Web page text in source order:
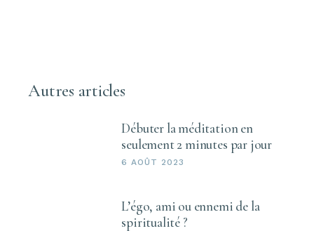
Autres articles
Débuter la méditation en
seulement 2 minutes par jour
6 AOÛT 2023
L’égo, ami ou ennemi de la
spiritualité ?